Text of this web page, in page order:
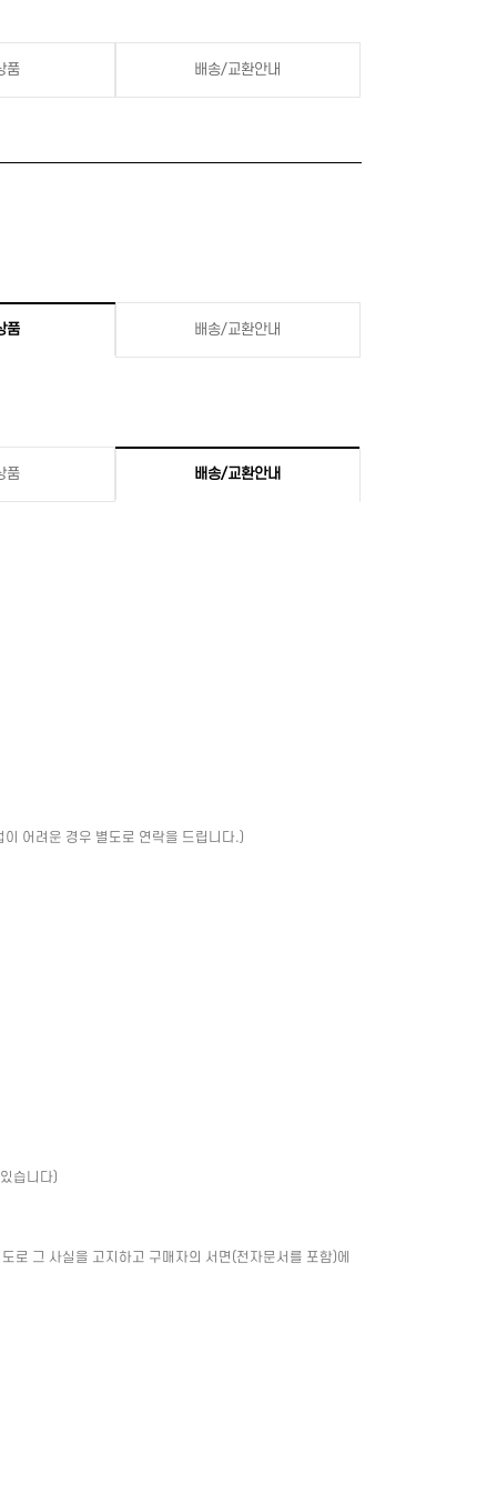
품 배송/교환안내
품 배송/교환안내
품 배송/교환안내
어려운 경우 별도로 연락을 드립니다.)
습니다)
로 그 사실을 고지하고 구매자의 서면(전자문서를 포함)에